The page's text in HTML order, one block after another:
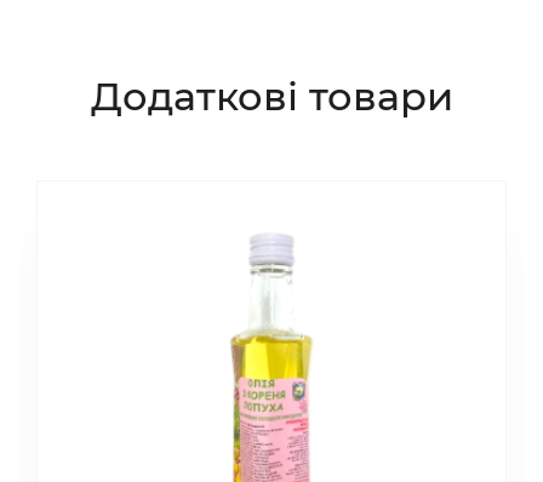
Додаткові товари